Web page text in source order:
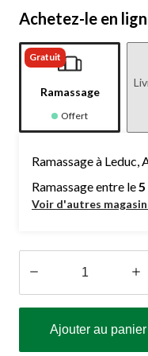
Achetez-le en
Gratuit
Ramassage
Offert
Ramassage à Leduc,
Ramassage entre le
Voir d'autres
Ajouter au panier